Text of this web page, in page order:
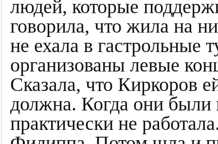
людей, которые
говорила, что жила на
не ехала в гастрольные
организованы левые
Сказала, что Киркоров
должна. Когда они были
практически не